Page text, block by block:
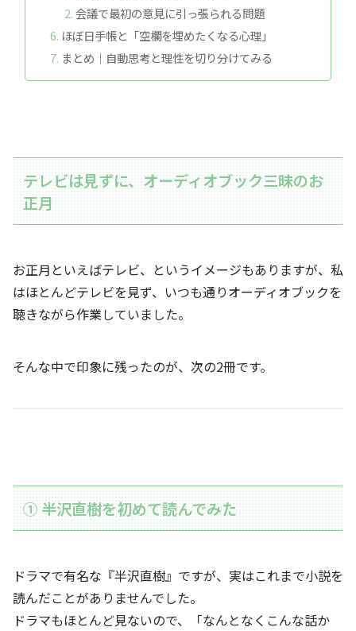
会議で最初の意見に引っ張られる問題
ほぼ日手帳と「空欄を埋めたくなる心理」
まとめ｜自動思考と理性を切り分けてみる
テレビは見ずに、オーディオブック三昧のお
正月
お正月といえばテレビ、というイメージもありますが、私
はほとんどテレビを見ず、いつも通りオーディオブックを
聴きながら作業していました。
そんな中で印象に残ったのが、次の2冊です。
① 半沢直樹を初めて読んでみた
ドラマで有名な『半沢直樹』ですが、実はこれまで小説を
読んだことがありませんでした。
ドラマもほとんど見ないので、「なんとなくこんな話か